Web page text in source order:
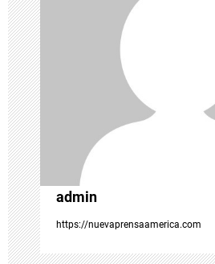
n
d
e
e
n
t
r
admin
https://nuevaprensaamerica.com